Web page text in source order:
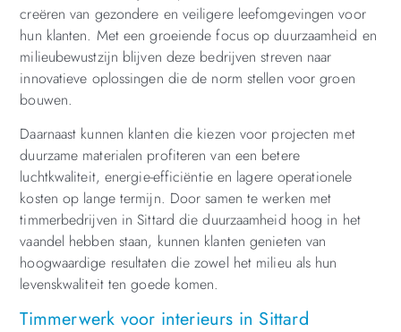
creëren van gezondere en veiligere leefomgevingen voor
hun klanten. Met een groeiende focus op duurzaamheid en
milieubewustzijn blijven deze bedrijven streven naar
innovatieve oplossingen die de norm stellen voor groen
bouwen.
Daarnaast kunnen klanten die kiezen voor projecten met
duurzame materialen profiteren van een betere
luchtkwaliteit, energie-efficiëntie en lagere operationele
kosten op lange termijn. Door samen te werken met
timmerbedrijven in Sittard die duurzaamheid hoog in het
vaandel hebben staan, kunnen klanten genieten van
hoogwaardige resultaten die zowel het milieu als hun
levenskwaliteit ten goede komen.
Timmerwerk voor interieurs in Sittard